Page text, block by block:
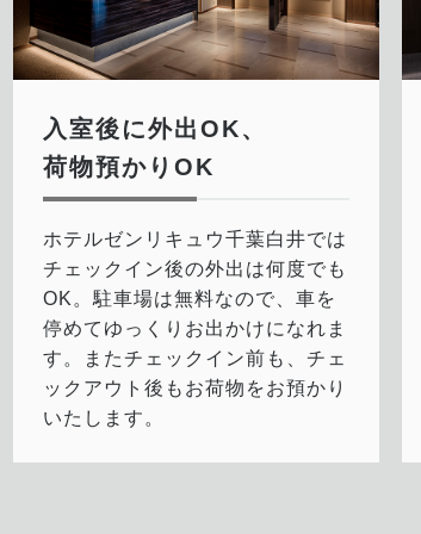
入室後に外出OK、
荷物預かりOK
ホテルゼンリキュウ千葉白井では
チェックイン後の外出は何度でも
OK。駐車場は無料なので、車を
停めてゆっくりお出かけになれま
す。またチェックイン前も、チェ
ックアウト後もお荷物をお預かり
いたします。